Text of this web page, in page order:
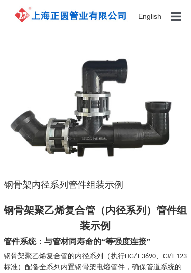
English
钢骨架内径系列管件组装示例
钢骨架聚乙烯复合管 （内径系列）管件组
装示例
管件系统：与管材同寿命的“等强度连接”
钢骨架聚乙烯复合管的内径系列（执行HG/T 3690 、CJ/T 123
标准）配备全系列内置钢骨架电熔管件，确保管道系统的